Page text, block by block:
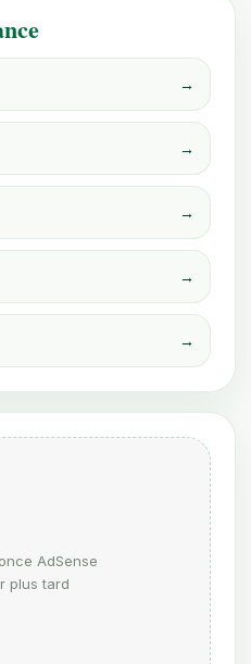
→
→
→
→
→
AdSense
plus tard